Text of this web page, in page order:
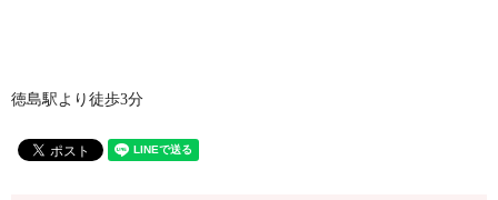
徳島駅より徒歩3分